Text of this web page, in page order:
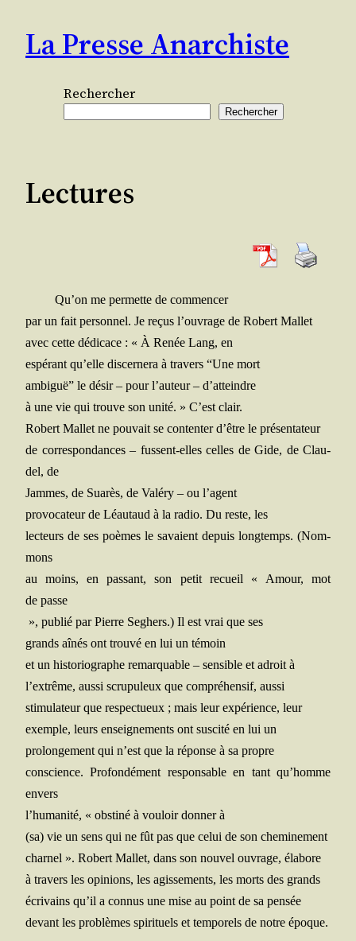
contenu
La Presse Anarchiste
Rechercher
Rechercher
Lectures
Qu’on me per­mette de commencer
par un fait per­son­nel. Je reçus l’ouvrage de Robert Mallet
avec cette dédi­cace : « À Renée Lang, en
espé­rant qu’elle dis­cer­ne­ra à tra­vers “Une mort
ambi­guë” le désir – pour l’auteur – d’atteindre
à une vie qui trouve son uni­té. » C’est clair.
Robert Mal­let ne pou­vait se conten­ter d’être le présentateur
de cor­res­pon­dances – fussent-elles celles de Gide, de Clau­
del, de
Jammes, de Sua­rès, de Valé­ry – ou l’agent
pro­vo­ca­teur de Léau­taud à la radio. Du reste, les
lec­teurs de ses poèmes le savaient depuis long­temps. (Nom­
mons
au moins, en pas­sant, son petit recueil « Amour, mot
de passe
», publié par Pierre Seghers.) Il est vrai que ses
grands aînés ont trou­vé en lui un témoin
et un his­to­rio­graphe remar­quable – sen­sible et adroit à
l’extrême, aus­si scru­pu­leux que com­pré­hen­sif, aussi
sti­mu­la­teur que res­pec­tueux ; mais leur expé­rience, leur
exemple, leurs ensei­gne­ments ont sus­ci­té en lui un
pro­lon­ge­ment qui n’est que la réponse à sa propre
conscience. Pro­fon­dé­ment res­pon­sable en tant qu’homme
envers
l’humanité, « obs­ti­né à vou­loir don­ner à
(sa) vie un sens qui ne fût pas que celui de son cheminement
char­nel ». Robert Mal­let, dans son nou­vel ouvrage, élabore
à tra­vers les opi­nions, les agis­se­ments, les morts des grands
écri­vains qu’il a connus une mise au point de sa pensée
devant les pro­blèmes spi­ri­tuels et tem­po­rels de notre époque.